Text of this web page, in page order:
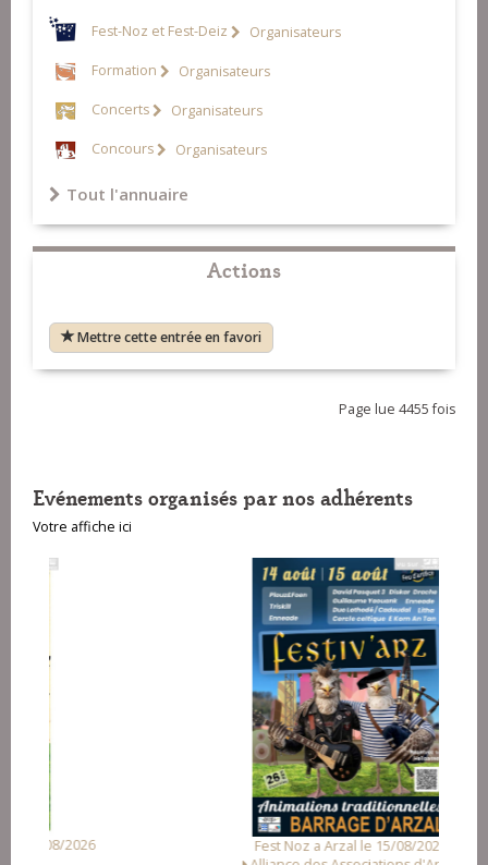
Fest-Noz et Fest-Deiz Organisateurs
Formation Organisateurs
Concerts Organisateurs
Concours Organisateurs
Tout l'annuaire
Actions
Mettre cette entrée en favori
Page lue 4455 fois
Evénements organisés par nos adhérents
Votre affiche ici
Fest Noz a Arzal le 15/08/2026